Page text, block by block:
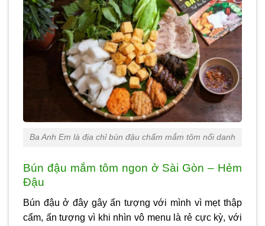
Ba Anh Em là địa chỉ bún đậu chấm mắm tôm nổi danh
Bún đậu mắm tôm ngon ở Sài Gòn – Hẻm
Đậu
Bún đậu ở đây gây ấn tượng với mình vì mẹt thập
cẩm, ấn tượng vì khi nhìn vô menu là rẻ cực kỳ, với